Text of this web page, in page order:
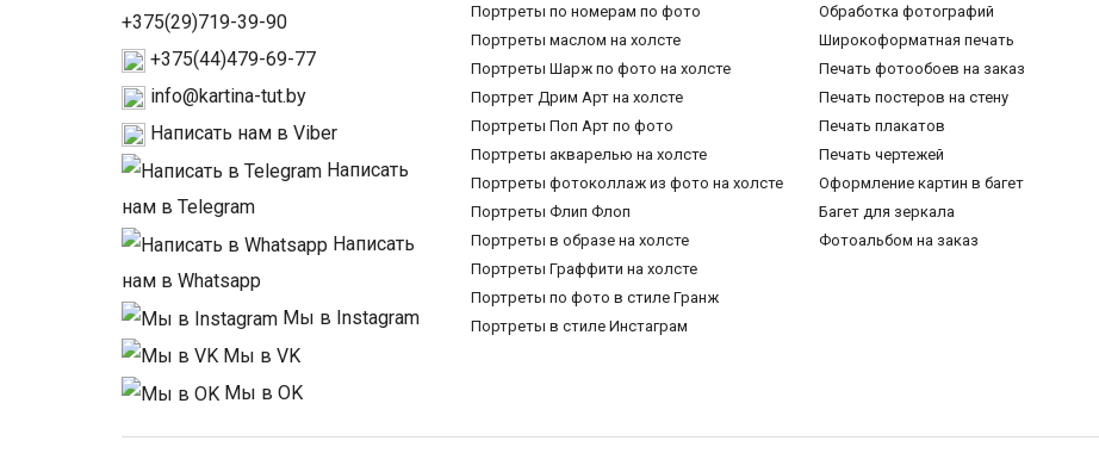
+375(29)719-39-90
+375(44)479-69-77
info@kartina-tut.by
Написать нам в Viber
Написать
нам в Telegram
Написать
нам в Whatsapp
Мы в Instagram
Мы в VK
Мы в OK
Портреты по номерам по фото
Портреты маслом на холсте
Портреты Шарж по фото на холсте
Портрет Дрим Арт на холсте
Портреты Поп Арт по фото
Портреты акварелью на холсте
Портреты фотоколлаж из фото на холсте
Портреты Флип Флоп
Портреты в образе на холсте
Портреты Граффити на холсте
Портреты по фото в стиле Гранж
Портреты в стиле Инстаграм
Обработка фотографий
Широкоформатная печать
Печать фотообоев на заказ
Печать постеров на стену
Печать плакатов
Печать чертежей
Оформление картин в багет
Багет для зеркала
Фотоальбом на заказ